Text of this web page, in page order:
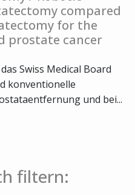
compared
for the
prostate cancer
Swiss Medical Board
konventionelle
und bei...
filtern: